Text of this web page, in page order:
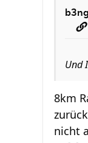
Und
8km
nicht